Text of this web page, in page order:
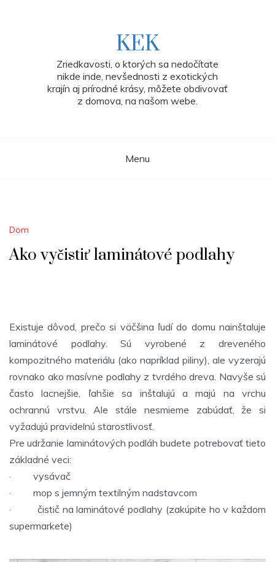
KEK
Zriedkavosti, o ktorých sa nedočítate
nikde inde, nevšednosti z exotických
krajín aj prírodné krásy, môžete obdivovať
z domova, na našom webe.
Menu
Dom
Ako vyčistiť laminátové podlahy
Existuje dôvod, prečo si väčšina ľudí do domu nainštaluje
laminátové podlahy. Sú vyrobené z dreveného
kompozitného materiálu (ako napríklad piliny), ale vyzerajú
rovnako ako masívne podlahy z tvrdého dreva. Navyše sú
často lacnejšie, ľahšie sa inštalujú a majú na vrchu
ochrannú vrstvu. Ale stále nesmieme zabúdať, že si
vyžadujú pravidelnú starostlivosť.
Pre udržanie laminátových podláh budete potrebovať tieto
základné veci:
· vysávač
· mop s jemným textilným nadstavcom
· čistič na laminátové podlahy (zakúpite ho v každom
supermarkete)